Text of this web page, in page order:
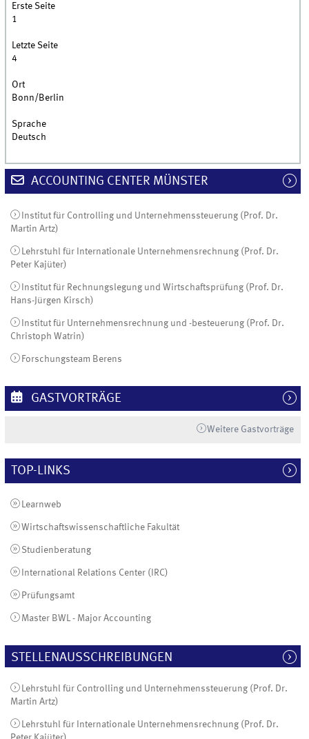
Erste Seite
1
Letzte Seite
4
Ort
Bonn/Berlin
Sprache
Deutsch
ACCOUNTING CENTER MÜNSTER
Institut für Controlling und Unternehmenssteuerung (Prof. Dr.
Martin Artz)
Lehrstuhl für Internationale Unternehmensrechnung (Prof. Dr.
Peter Kajüter)
Institut für Rechnungslegung und Wirtschaftsprüfung (Prof. Dr.
Hans-Jürgen Kirsch)
Institut für Unternehmensrechnung und -besteuerung (Prof. Dr.
Christoph Watrin)
Forschungsteam Berens
GASTVORTRÄGE
Weitere Gastvorträge
TOP-LINKS
Learnweb
Wirtschaftswissenschaftliche Fakultät
Studienberatung
International Relations Center (IRC)
Prüfungsamt
Master BWL - Major Accounting
STELLENAUSSCHREIBUNGEN
Lehrstuhl für Controlling und Unternehmenssteuerung (Prof. Dr.
Martin Artz)
Lehrstuhl für Internationale Unternehmensrechnung (Prof. Dr.